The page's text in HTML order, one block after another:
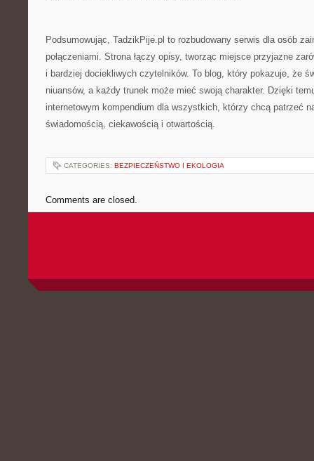
Podsumowując, TadzikPije.pl to rozbudowany serwis dla osób
połączeniami. Strona łączy opisy, tworząc miejsce przyjazne
i bardziej dociekliwych czytelników. To blog, który pokazuje, że
niuansów, a każdy trunek może mieć swoją charakter. Dzięki
internetowym kompendium dla wszystkich, którzy chcą patrzeć
świadomością, ciekawością i otwartością.
CATEGORIES: BEZPIECZEŃSTWO I EKOLOGIA
Comments are closed.